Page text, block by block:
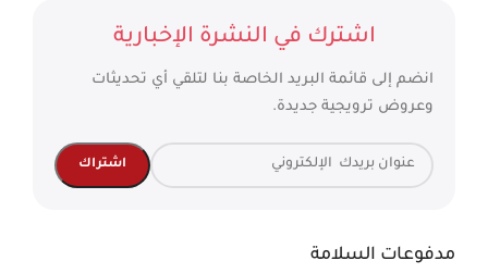
اشترك في النشرة الإخبارية
انضم إلى قائمة البريد الخاصة بنا لتلقي أي تحديثات
وعروض ترويجية جديدة.
مدفوعات السلامة